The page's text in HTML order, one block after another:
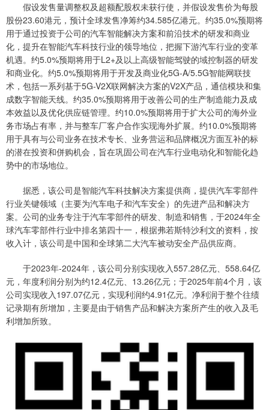
假设发售量调整权及超额配股权未获行使，并假设发售价为每股
股份23.60港元，预计全球发售净筹约34.585亿港元。约35.0%预期将
用于通过投资于公司的汽车智能解决方案和前沿技术的研发和商业
化，提升在智能汽车科技行业的领导地位，把握下游汽车行业的变革
机遇。约5.0%预期将用于L2+及以上高级智能驾驶的域控制器的研发
和商业化。约5.0%预期将用于开发及商业化5G-A/5.5G智能网联技
术，包括一系列基于5G-V2X联网解决方案的V2X产品，通信模块和集
成数字智能天线。约35.0%预期将用于改善公司的生产制造能力及成
本效益以及优化供应链管理。约10.0%预期将用于扩大公司的海外业
务市场占有率，并与整车厂客户合作实现海外扩展。约10.0%预期将
用于具有与公司业务在技术专长、业务营运和品牌概况方面互补的标
的潜在投资和併购机会，旨在巩固公司在汽车行业电动化和智能化趋
势中的市场地位。
据悉，该公司是智能汽车科技解决方案提供商，提供汽车零部件
行业关键领域（主要为汽车电子和汽车安全）的先进产品和解决方
案。公司的业务专注于汽车零部件的研发、制造和销售，于2024年全
球汽车零部件行业中排名第四十一，根据弗若斯特沙利文的资料，按
收入计，该公司是中国和全球第二大汽车被动安全产品供应商。
于2023年-2024年，该公司分别实现收入557.28亿元、558.64亿
元，年度利润分别为约12.4亿元、13.26亿元；于2025年前4个月，该
公司实现收入197.07亿元，实现利润约4.91亿元。净利润于整个往绩
记录期有所增加，主要是由于销售产品和解决方案所产生的收入及毛
利增加所致。